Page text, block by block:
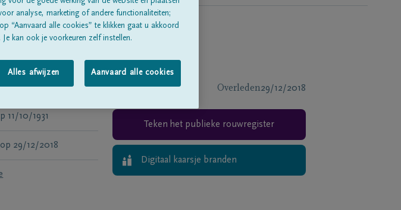
Overleden29/12/2018
11/10/1931
op 29/12/2018
Teken het publieke rouwregister
Digitaal kaarsje branden
analyse, marketing of andere functionaliteiten;
“Aanvaard alle cookies” te klikken gaat u akkoord
kan ook je voorkeuren zelf instellen.
Alles afwijzen Aanvaard alle cookies